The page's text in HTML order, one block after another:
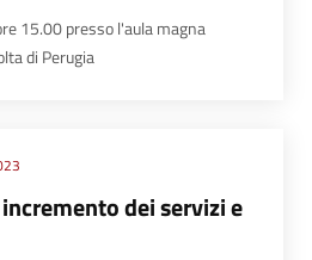
15.00 presso l'aula magna
di Perugia
dei servizi e